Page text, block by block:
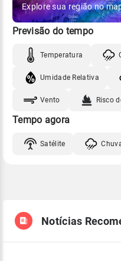
Explore sua região no
Previsão do tempo
Temperatura
Umidade Relativa
Vento Risco
Tempo agora
Satélite
Notícias